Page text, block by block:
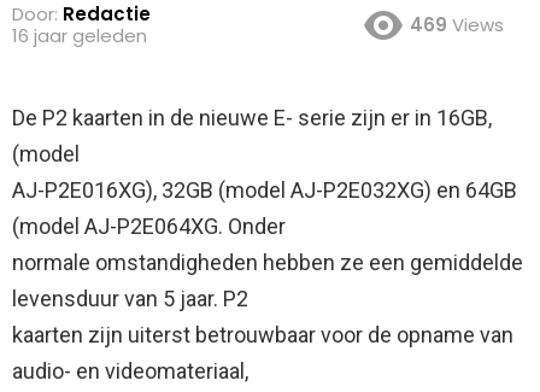
Door: Redactie
16 jaar geleden
469 Views
De P2 kaarten in de nieuwe E- serie zijn er in 16GB,
(model
AJ-P2E016XG), 32GB (model AJ-P2E032XG) en 64GB
(model AJ-P2E064XG. Onder
normale omstandigheden hebben ze een gemiddelde
levensduur van 5 jaar. P2
kaarten zijn uiterst betrouwbaar voor de opname van
audio- en videomateriaal,